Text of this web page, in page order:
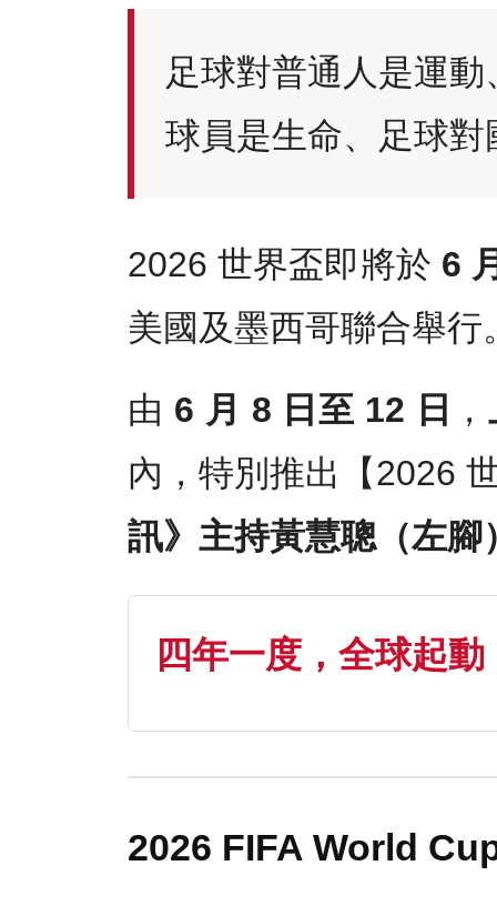
足球對普通人是運
球員是生命、足球
2026 世界盃即將於 6
美國及墨西哥聯合舉行
由 6 月 8 日至 12 日 ，
內，特別推出【2026
訊》主持黃慧聰（左腳
四年一度，全球起
2026 FIFA World